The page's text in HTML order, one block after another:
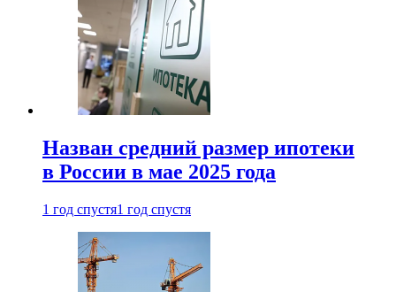
Назван средний размер ипотеки
в России в мае 2025 года
1 год спустя1 год спустя